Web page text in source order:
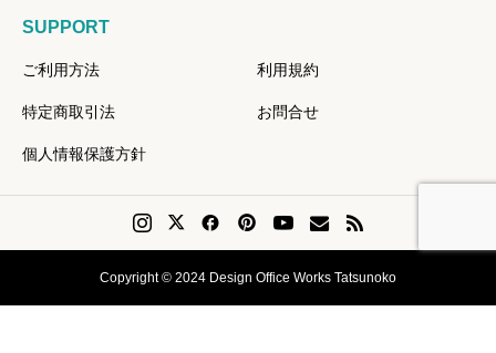
SUPPORT
ご利用方法 利用規約
特定商取引法 お問合せ
個人情報保護方針
Copyright © 2024 Design Office Works Tatsunoko